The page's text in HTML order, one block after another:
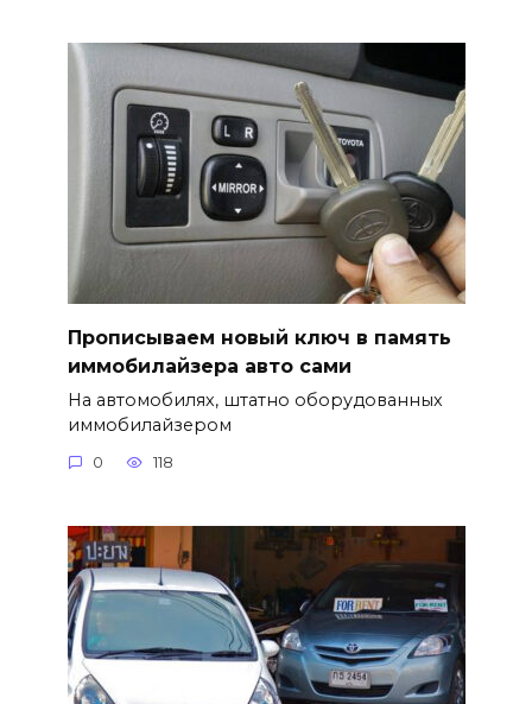
Прописываем новый ключ в память
иммобилайзера авто сами
На автомобилях, штатно оборудованных
иммобилайзером
0 118